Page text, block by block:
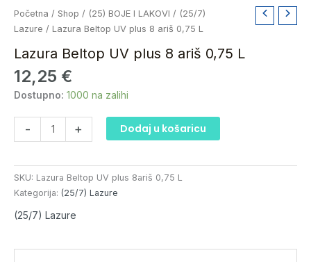
Početna / Shop / (25) BOJE I LAKOVI / (25/7)
Lazure / Lazura Beltop UV plus 8 ariš 0,75 L
Lazura Beltop UV plus 8 ariš 0,75 L
12,25 €
Dostupno: 1000 na zalihi
-
Lazura
Beltop
plus
8
ariš
L
+ Dodaj u košaricu
SKU: Lazura Beltop UV plus 8ariš 0,75 L
Kategorija: (25/7) Lazure
(25/7) Lazure